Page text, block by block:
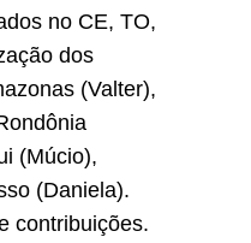
no CE, TO,
dos
(Valter),
(Múcio),
(Daniela).
contribuições.